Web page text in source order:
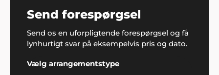
Send forespørgsel
Send os en uforpligtende forespørgsel og få
lynhurtigt svar på eksempelvis pris og dato.
Vælg arrangementstype